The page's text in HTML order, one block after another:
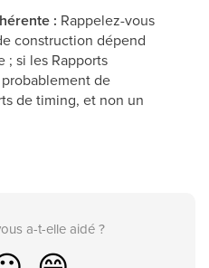
: Rappelez-vous
construction dépend
; si les Rapports
de
de timing, et non un
a-t-elle aidé ?